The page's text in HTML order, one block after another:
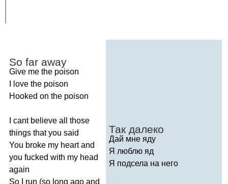
So far away
Give me the poison
love the poison
Hooked on the poison
cant believe all
those
things that you said
You broke my heart and
you fucked with my head
again
So
run (so long ago and
Так далеко
Дай мне яду
Я люблю яд
Я подсела на него